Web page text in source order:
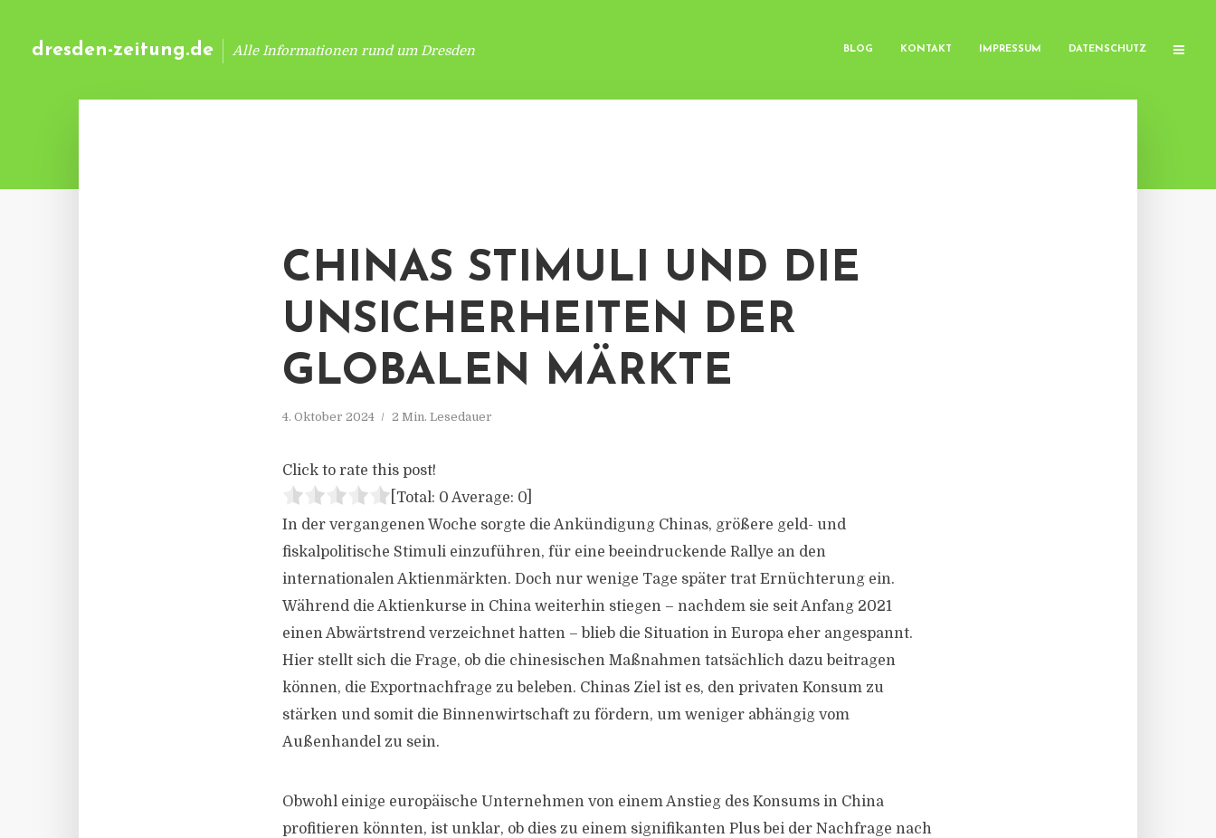
dresden-zeitung.de Alle Informationen rund um Dresden BLOG KONTAKT IMPRESSUM DATENSCHUTZ
CHINAS STIMULI UND DIE
UNSICHERHEITEN DER
GLOBALEN MÄRKTE
4. Oktober 2024 2 Min. Lesedauer
Click to rate this post!
[Total: 0 Average: 0
In der vergangenen Woche sorgte die Ankündigung Chinas, größere geld- und
fiskalpolitische Stimuli einzuführen, für eine beeindruckende Rallye an den
internationalen Aktienmärkten. Doch nur wenige Tage später trat Ernüchterung ein.
Während die Aktienkurse in China weiterhin stiegen – nachdem sie seit Anfang 2021
einen Abwärtstrend verzeichnet hatten – blieb die Situation in Europa eher angespannt.
Hier stellt sich die Frage, ob die chinesischen Maßnahmen tatsächlich dazu beitragen
können, die Exportnachfrage zu beleben. Chinas Ziel ist es, den privaten Konsum zu
stärken und somit die Binnenwirtschaft zu fördern, um weniger abhängig vom
Außenhandel zu sein.
Obwohl einige europäische Unternehmen von einem Anstieg des Konsums in China
profitieren könnten, ist unklar, ob dies zu einem signifikanten Plus bei der Nachfrage nach